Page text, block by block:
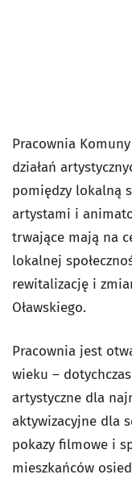
Pracownia
działań
pomiędzy lokalną
artystami i
trwające mają na
lokalnej
rewitalizację i
Oławskiego.
Pracownia jest
wieku –
artystyczne dla
aktywizacyjne dla
pokazy filmowe i
mieszkańców